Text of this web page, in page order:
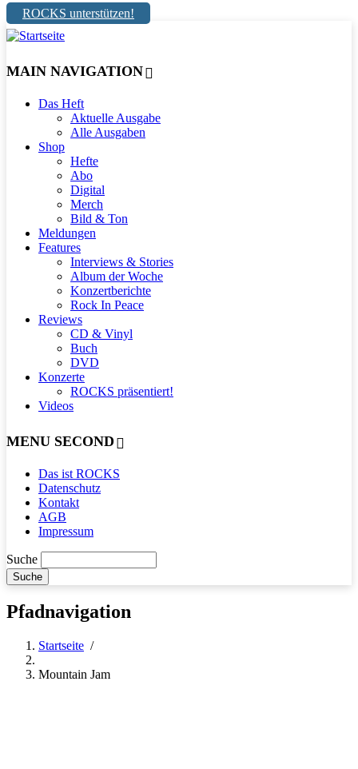
ROCKS unterstützen!
MAIN NAVIGATION
Das Heft
Aktuelle Ausgabe
Alle Ausgaben
Shop
Hefte
Abo
Digital
Merch
Bild & Ton
Meldungen
Features
Interviews & Stories
Album der Woche
Konzertberichte
Rock In Peace
Reviews
CD & Vinyl
Buch
DVD
Konzerte
ROCKS präsentiert!
Videos
MENU SECOND
Das ist ROCKS
Datenschutz
Kontakt
AGB
Impressum
Suche
Pfadnavigation
Startseite /
Mountain Jam